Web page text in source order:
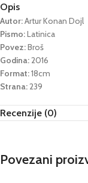
Opis
Autor:Artur Konan Dojl
Pismo:Latinica
Povez:Broš
Godina:2016
Format:18cm
Strana:239
Recenzije (0)
Povezani